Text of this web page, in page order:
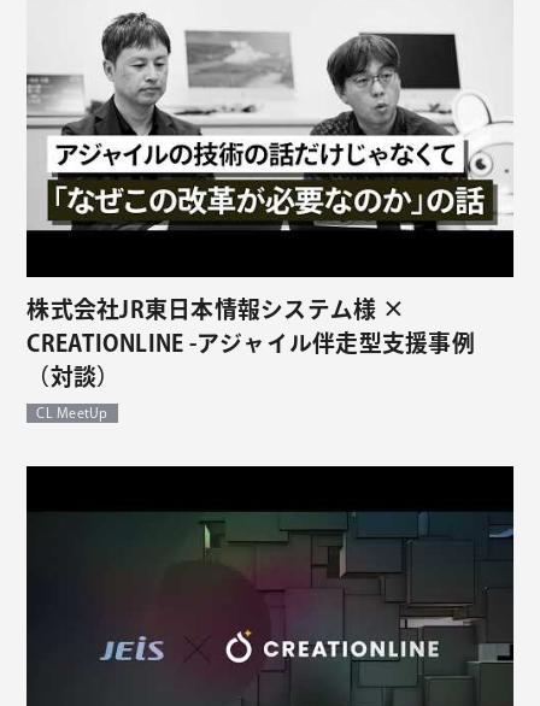
株式会社JR東日本情報システム様 ×
CREATIONLINE -アジャイル伴走型支援事例
（対談）
CL MeetUp